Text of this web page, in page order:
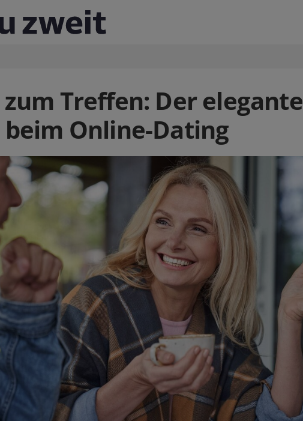
Treffen: Der elegante
beim Online-Dating